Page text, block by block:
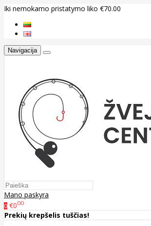
Iki nemokamo pristatymo liko €70.00
Navigacija
Mano paskyra
0 €000
Prekių krepšelis tuščias!